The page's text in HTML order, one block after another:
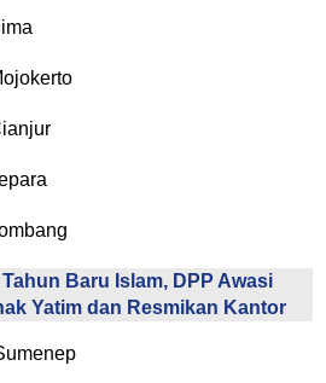
Baru Islam, DPP Awasi
Yatim dan Resmikan Kantor